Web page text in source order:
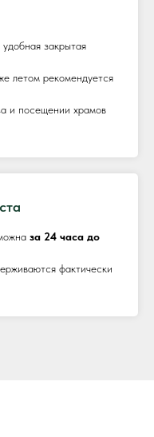
закрытая
летом рекомендуется
и посещении храмов
за 24 часа до
фактически